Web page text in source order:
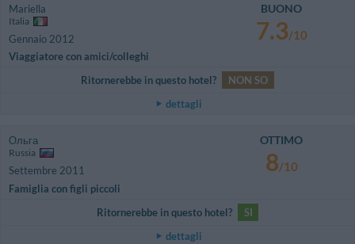
Mariella
Italia
Gennaio 2012
Viaggiatore con amici/colleghi
BUONO
7.3/10
Ritornerebbe in questo hotel?
NON SO
dettagli
Ольга
Russia
Settembre 2011
Famiglia con figli piccoli
OTTIMO
8/10
Ritornerebbe in questo hotel?
SI
dettagli